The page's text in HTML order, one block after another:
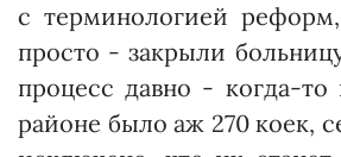
с терминологией
прос­то - закрыли
процесс давно - когда-то
районе было аж 270 коек,